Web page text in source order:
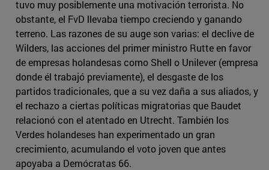
tuvo muy posiblemente una motivación terrorista. No
obstante, el FvD llevaba tiempo creciendo y ganando
terreno. Las razones de su auge son varias: el declive de
Wilders, las acciones del primer ministro Rutte en favor
de empresas holandesas como Shell o Unilever (empresa
donde él trabajó previamente), el desgaste de los
partidos tradicionales, que a su vez daña a sus aliados, y
el rechazo a ciertas políticas migratorias que Baudet
relacionó con el atentado en Utrecht. También los
Verdes holandeses han experimentado un gran
crecimiento, acumulando el voto joven que antes
apoyaba a Demócratas 66.